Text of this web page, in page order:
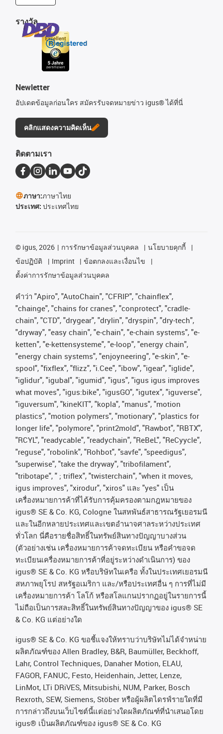
รางวัล
Newletter
อัปเดตข้อมูลก่อนใคร สมัครรับจดหมายข่าว igus® ได้ที่นี่
คลิกแสดงความคิดเห็น
ติดตามเรา
ภาษา:ภาษาไทย
ประเทศ: ประเทศไทย
© igus, 2026 การรักษาข้อมูลส่วนบุคคล
นโยบายคุกกี้
ข้อปฏิบัติ
Imprint
ข้อตกลงและเงื่อนไข
ตั้งค่าการรักษาข้อมูลส่วนบุคคล
คําว่า "Apiro", "AutoChain", "CFRIP", "chainflex",
"chainge", "chains for cranes", "conprotect", "cradle-
chain", "CTD", "drygear", "drylin", "dryspin", "dry-tech",
"dryway", "easy chain", "e-chain", "e-chain systems", "e-
ketten", "e-kettensysteme", "e-loop", "energy chain",
"energy chain systems", "enjoyneering", "e-skin", "e-
spool", "fixflex", "flizz", "i.Cee", "ibow", "igear", "iglide",
"iglidur", "igubal", "igumid", "igus", "igus igus improves
what moves", "igus:bike", "igusGO", "igutex", "iguverse",
"iguversum", "kineKIT", "kopla", "manus", "motion
plastics", "motion polymers", "motionary", "plastics for
longer life", "polymore", "print2mold", "Rawbot", "RBTX",
"RCYL", "readycable", "readychain", "ReBeL", "ReCyycle",
"reguse", "robolink", "Rohbot", "savfe", "speedigus",
"superwise", "take the dryway", "tribofilament",
"tribotape", " ; triflex", "twisterchain", "when it moves,
igus improves", "xirodur", "xiros" และ "yes" เป็น
เครื่องหมายการค้าที่ได้รับการคุ้มครองตามกฎหมายของ
igus® SE & Co. KG, Cologne ในสหพันธ์สาธารณรัฐเยอรมนี
และในอีกหลายประเทศและเขตอํานาจศาลระหว่างประเทศ
ทั่วโลก นี่คือรายชื่อสิทธิ์ในทรัพย์สินทางปัญญาบางส่วน
(ตัวอย่างเช่น เครื่องหมายการค้าจดทะเบียน หรือคำขอจด
ทะเบียนเครื่องหมายการค้าที่อยู่ระหว่างดำเนินการ) ของ
igus® SE & Co. KG หรือบริษัทในเครือ ทั้งในประเทศเยอรมนี
สหภาพยุโรป สหรัฐอเมริกา และ/หรือประเทศอื่น ๆ การที่ไม่มี
เครื่องหมายการค้า โลโก้ หรือสโลแกนปรากฏอยู่ในรายการนี้
ไม่ถือเป็นการสละสิทธิ์ในทรัพย์สินทางปัญญาของ igus® SE
& Co. KG แต่อย่างใด
igus® SE & Co. KG ขอชี้แจงให้ทราบว่าบริษัทไม่ได้จําหน่าย
ผลิตภัณฑ์ของ Allen Bradley, B&R, Baumüller, Beckhoff,
Lahr, Control Techniques, Danaher Motion, ELAU,
FAGOR, FANUC, Festo, Heidenhain, Jetter, Lenze,
LinMot, LTi DRiVES, Mitsubishi, NUM, Parker, Bosch
Rexroth, SEW, Siemens, Stöber หรือผู้ผลิตไดรฟ์รายใดที่มี
การกล่าวถึงบนเว็บไซต์นี้แต่อย่างใดผลิตภัณฑ์ที่นําเสนอโดย
igus® เป็นผลิตภัณฑ์ของ igus® SE & Co. KG